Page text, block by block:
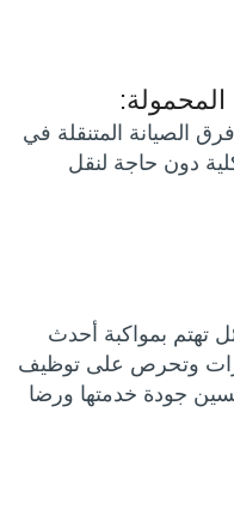
المحمولة:
الصيانة المتنقلة في
دون حاجة لنقل
تهتم بمواكبة أحدث
وتحرص على توظيف
جودة خدمتها ورضا